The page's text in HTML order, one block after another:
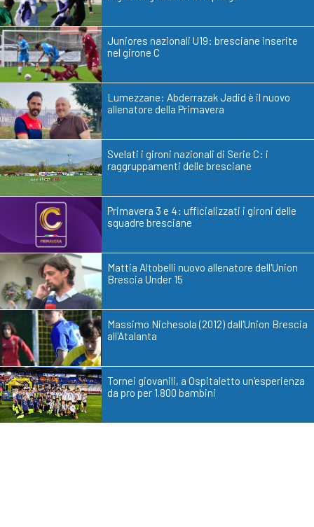
Juniores nazionali U19: bresciane inserite
nel girone C
Lumezzane: Abderrazak Jadid è il nuovo
allenatore della Primavera
Svelati i gironi nazionali di Serie C: i
raggruppamenti delle bresciane
Primavera 3 e 4: ufficializzati i gironi delle
squadre bresciane
Mattia Altobelli nuovo allenatore dell'Union
Brescia Under 15
Massimo Nichesola (2012) dall'Union Brescia
all'Atalanta
Tornei giovanili, a Ospitaletto un'esperienza
da pro per 1.800 bambini